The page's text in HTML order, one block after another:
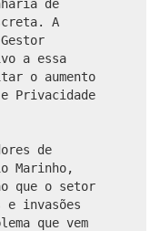
de
A
a essa
o aumento
e Privacidade
de
Marinho,
que o setor
e invasões
que vem